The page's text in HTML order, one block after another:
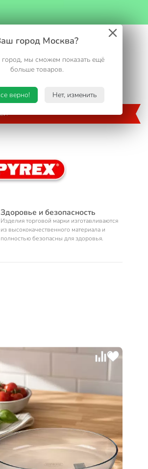
город Москва?
мы сможем показать ещё
больше товаров.
верно! Нет, изменить
Корзина
ТУРИЗМ. ОТДЫХ НА ДАЧЕ
Здоровье и безопасность
Изделия торговой марки изготавливаются
из высококачественного материала и
полностью безопасны для здоровья.